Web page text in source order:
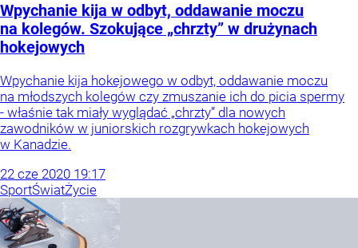
Wpychanie kija w odbyt, oddawanie moczu
na kolegów. Szokujące „chrzty” w drużynach
hokejowych
Wpychanie kija hokejowego w odbyt, oddawanie moczu
na młodszych kolegów czy zmuszanie ich do picia spermy
- właśnie tak miały wyglądać „chrzty” dla nowych
zawodników w juniorskich rozgrywkach hokejowych
w Kanadzie.
22 cze 2020 19:17
SportŚwiatŻycie